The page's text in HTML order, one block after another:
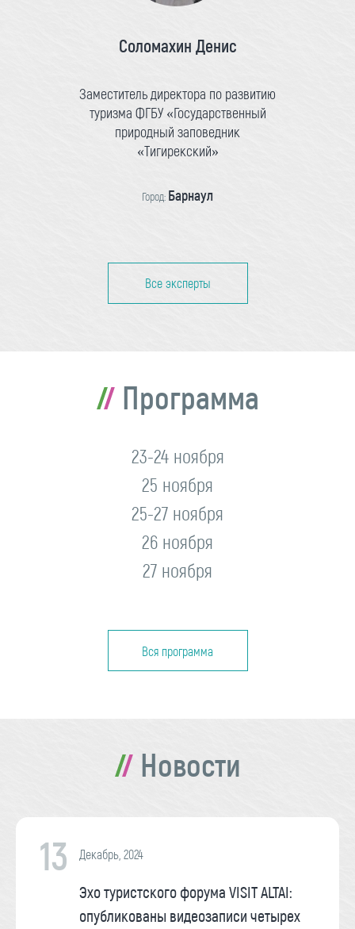
Соломахин Денис
Заместитель директора по развитию
туризма ФГБУ «Государственный
природный заповедник
«Тигирекский»
Город: Барнаул
Все эксперты
Программа
23-24 ноября
25 ноября
25-27 ноября
26 ноября
27 ноября
Вся программа
Новости
13 Декабрь, 2024
Эхо туристского форума VISIT ALTAI:
опубликованы видеозаписи четырех